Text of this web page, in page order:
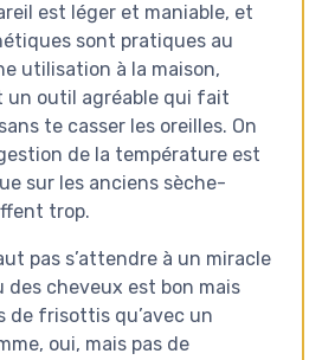
est léger et maniable, et
sont pratiques au
utilisation à la maison,
un outil agréable qui fait
te casser les oreilles. On
de la température est
sur les anciens sèche-
trop.
pas s’attendre à un miracle
des cheveux est bon mais
de frisottis qu’avec un
oui, mais pas de